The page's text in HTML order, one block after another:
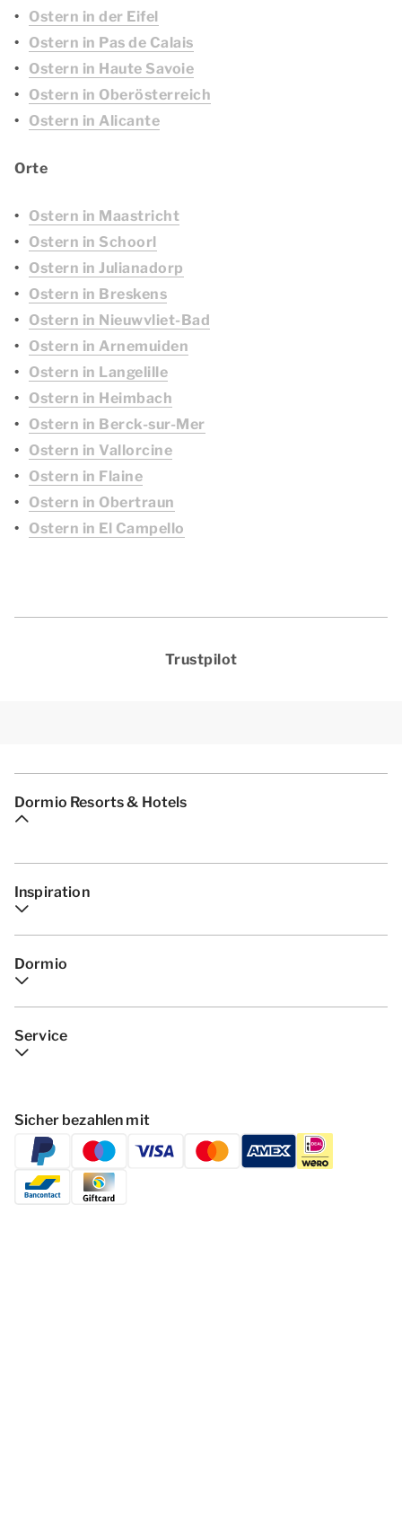
Ostern in der Eifel
Ostern in Pas de Calais
Ostern in Haute Savoie
Ostern in Oberösterreich
Ostern in Alicante
Orte
Ostern in Maastricht
Ostern in Schoorl
Ostern in Julianadorp
Ostern in Breskens
Ostern in Nieuwvliet-Bad
Ostern in Arnemuiden
Ostern in Langelille
Ostern in Heimbach
Ostern in Berck-sur-Mer
Ostern in Vallorcine
Ostern in Flaine
Ostern in Obertraun
Ostern in El Campello
Trustpilot
Dormio Resorts & Hotels
Inspiration
Dormio
Service
Sicher bezahlen mit